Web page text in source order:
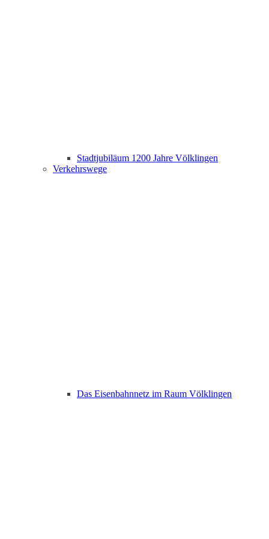
Stadtjubiläum 1200 Jahre Völklingen
Verkehrswege
Das Eisenbahnnetz im Raum Völklingen